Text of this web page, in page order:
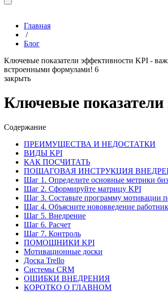
Главная
/
Блог
Ключевые показатели эффективности KPI -
встроенными формулами! 6
закрыть
Ключевые
Содержание
ПРЕИМУЩЕСТВА И НЕДОСТАТКИ
ВИДЫ KPI
КАК ПОСЧИТАТЬ
ПОШАГОВАЯ ИНСТРУКЦИЯ
Шаг 1. Определите основные метрики
Шаг 2. Сформируйте матрицу KPI
Шаг 3. Составьте программу мотивации
Шаг 4. Объясните нововведение
Шаг 5. Внедрение
Шаг 6. Расчет
Шаг 7. Контроль
ПОМОЩНИКИ KPI
Мотивационные доски
Доска Trello
Системы CRM
ОШИБКИ ВНЕДРЕНИЯ
КОРОТКО О ГЛАВНОМ